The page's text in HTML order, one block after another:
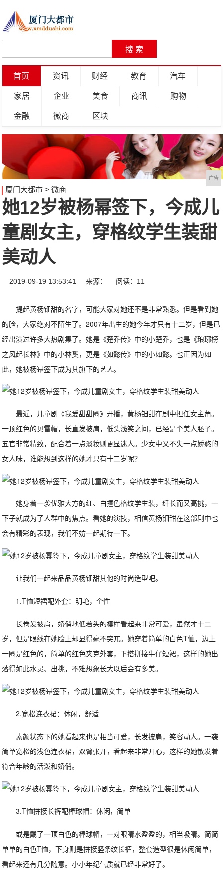
首页 资讯 财经 教育 汽车
家居 企业 美食 商讯 购物
金融 微商 区块
广告
厦门大都市> 微商
她12岁被杨幂签下，今成儿
童剧女主，穿格纹学生装甜
美动人
2019-09-19 13:53:41 来源： 阅读：11
提起黄杨钿甜的名字，可能大家对她还不是非常熟悉。但是看到她
的脸，大家绝对不陌生了。2007年出生的她今年才只有十二岁，但是已
经出演过许多大热剧集了。她是《楚乔传》中的小楚乔，也是《琅琊榜
之风起长林》中的小林奚，更是《如懿传》中的小如懿。也正因为如
此，她被杨幂签下成为其旗下的艺人。
最近，儿童剧《我爱甜甜圈》开播，黄杨钿甜在剧中担任女主角。
一顶红色的贝雷帽，长直发披肩，低头浅笑之间，已经是个美人胚子。
五官非常精致，配合着一点淡妆则更显迷人。少女中又不失一点娇憨的
女人味，谁能想到这样的她才只有十二岁呢？
她身着一袭优雅大方的红、白撞色格纹学生装，纤长而又高挑，一
下子就成为了人群中的焦点。看她的演技，相信黄杨钿甜在这部剧中也
会有精彩的表现，我们不妨一起期待一下。
让我们一起来品品黄杨钿甜其他的时尚造型吧。
1.T恤短裙配外套：明艳，个性
长卷发披肩，娇俏地低着头的模样看起来非常可爱，虽然才十二
岁，但是眼线在她脸上却显得毫不突兀。她穿着简单的白色T恤，边上
一圈是红色的，简单的红色夹克外套，下搭拼接牛仔短裙，这样的她出
落得如此水灵、出挑，不难想象长大以后会有多美。
2.宽松连衣裙：休闲，舒适
素颜状态下的她看起来也是相当可爱，长发披肩，笑容动人。一袭
简单宽松的浅色连衣裙，双臂张开，看起来非常开心，这样的她散发着
符合年龄的活泼和娇俏。
3.T恤拼接长裤配棒球帽：休闲，简单
或是戴了一顶白色的棒球帽，一对眼睛水盈盈的，相当吸睛。简简
单单的白色T恤，下身则是拼接竖条纹长裤，整套造型很是休闲简单，
看起来还有几分随意。小小年纪气质就已经非常好了。